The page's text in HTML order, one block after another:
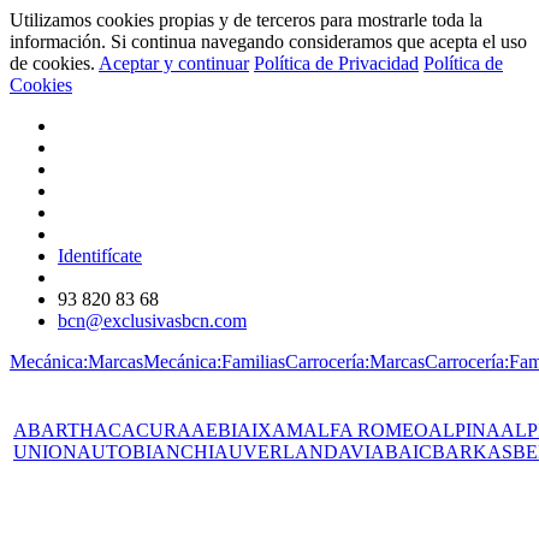
Utilizamos cookies propias y de terceros para mostrarle toda la
información. Si continua navegando consideramos que acepta el uso
de cookies. Aceptar y continuar Política de Privacidad Política de
Cookies
Identifícate
93 820 83 68
bcn@exclusivasbcn.com
Mecánica:MarcasMecánica:FamiliasCarrocería:Marcas
ABARTHACACURAAEBIAIXAMALFA ROMEOALPINA
UNIONAUTOBIANCHIAUVERLANDAVIABAICBARKAS